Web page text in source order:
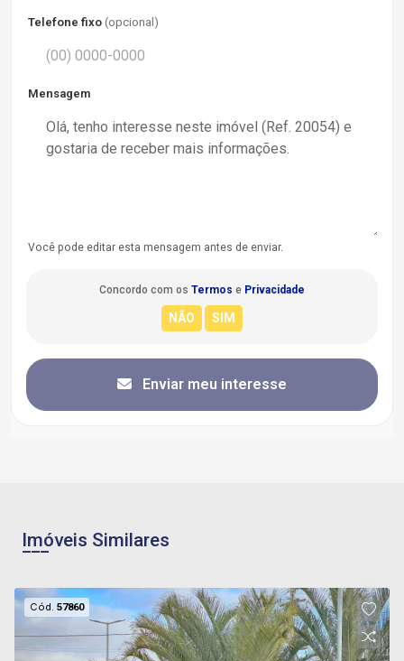
Telefone fixo (opcional)
Mensagem
Você pode editar esta mensagem antes de enviar.
Concordo com os Termos e Privacidade
Enviar meu interesse
Imóveis Similares
Cód.57860